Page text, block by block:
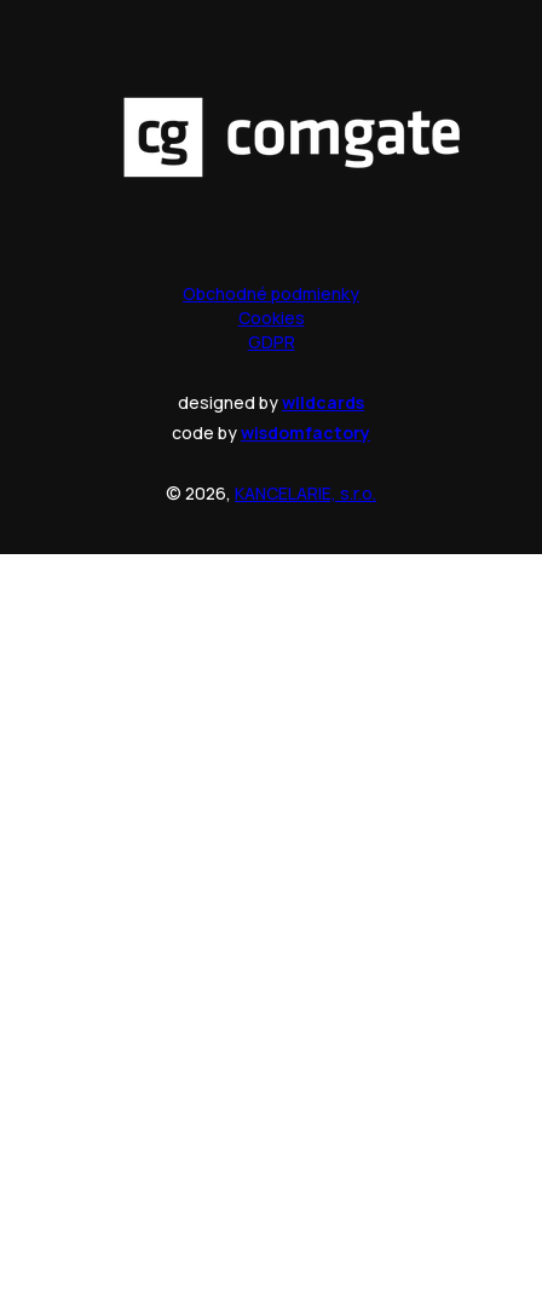
Obchodné podmienky
Cookies
GDPR
designed bywildcards
code bywisdomfactory
© 2026, KANCELARIE, s.r.o.